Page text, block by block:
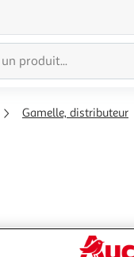
Gamelle, distributeur